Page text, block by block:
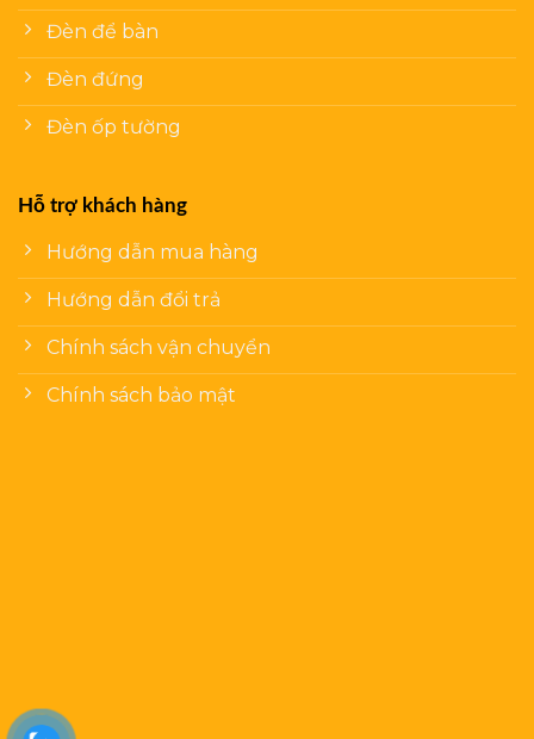
Đèn để bàn
Đèn đứng
Đèn ốp tường
Hỗ trợ khách hàng
Hướng dẫn mua hàng
Hướng dẫn đổi trả
Chính sách vận chuyển
Chính sách bảo mật